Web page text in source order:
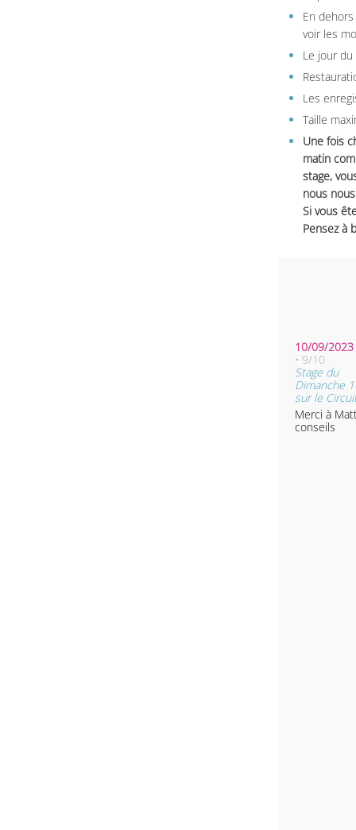
En
voir les
Le jour
Les
Taille
Une fois
matin
stage,
nous
Si vous
Pensez à
10/09/
• 9/10
Stage du
Dimanche
sur le
Merci à
conseils